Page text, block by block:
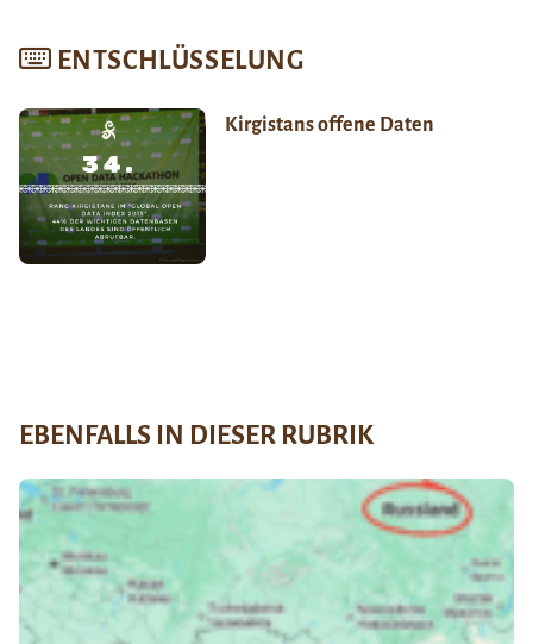
ENTSCHLÜSSELUNG
Kirgistans offene Daten
EBENFALLS IN DIESER RUBRIK